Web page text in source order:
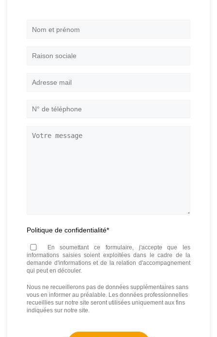
Nom
Raison
Adresse
N°
Votre
Politique de confidentialité*
En soumettant ce formulaire, j'accepte que les
informations saisies soient exploitées dans le cadre de la
demande d'informations et de la relation d'accompagnement
qui peut en découler.
Nous ne recueillerons pas de données supplémentaires sans
vous en informer au préalable. Les données professionnelles
recueillies sur notre site seront utilisées uniquement aux fins
indiquées sur notre site.